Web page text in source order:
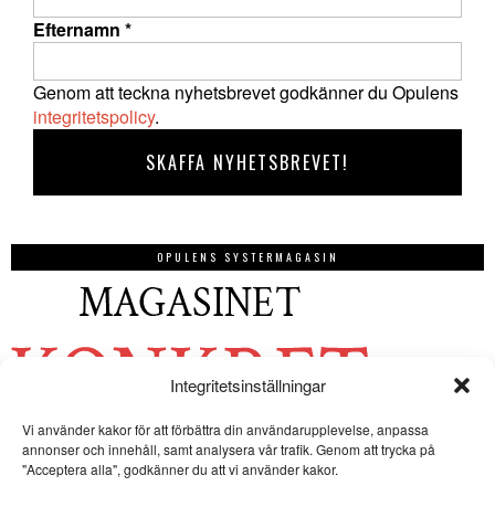
Integritetsinställningar
Vi använder kakor för att förbättra din användarupplevelse, anpassa
annonser och innehåll, samt analysera vår trafik. Genom att trycka på
"Acceptera alla", godkänner du att vi använder kakor.
Efternamn *
Genom att teckna nyhetsbrevet godkänner du Opulens
integritetspolicy.
OPULENS SYSTERMAGASIN